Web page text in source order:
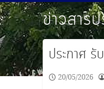
ข่าวสาร
ประกาศ รั
20/05/2026